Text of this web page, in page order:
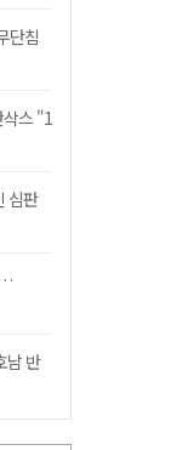
단침
스 "1
심판
남 반